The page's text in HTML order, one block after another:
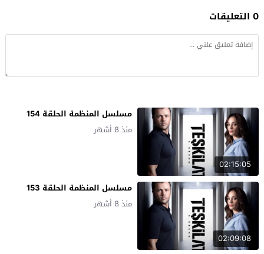
0 التعليقات
02:15:05
مسلسل المنظمة الحلقة 154
منذ 8 أشهر
02:09:08
مسلسل المنظمة الحلقة 153
منذ 8 أشهر